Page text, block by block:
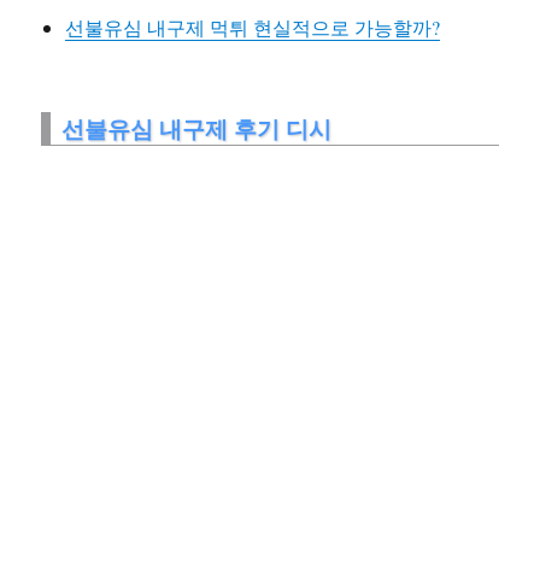
선불유심 내구제 먹튀 현실적으로 가능할까?
선불유심 내구제 후기 디시